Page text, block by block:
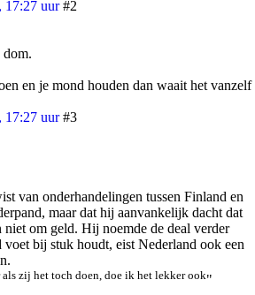
17:27 uur #2
en je mond houden dan waait het vanzelf
17:27 uur #3
van onderhandelingen tussen Finland en
maar dat hij aanvankelijk dacht dat
niet om geld. Hij noemde de deal verder
bij stuk houdt, eist Nederland ook een
als zij het toch doen, doe ik het lekker ook"